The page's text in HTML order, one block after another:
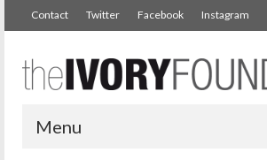
Contact Twitter Facebook Instagram
Menu